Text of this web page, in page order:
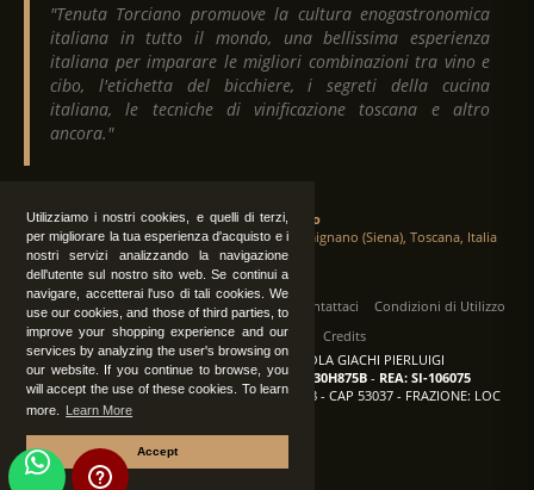
Utilizziamo i nostri cookies, e quelli di terzi,
per migliorare la tua esperienza d'acquisto e i
nostri servizi analizzando la navigazione
dell'utente sul nostro sito web. Se continui a
navigare, accetterai l'uso di tali cookies. We
use our cookies, and those of third parties, to
improve your shopping experience and our
services by analyzing the user's browsing on
our website. If you continue to browse, you
will accept the use of these cookies. To learn
more.
Learn More
Accept
"Tenuta Torciano promuove la cultura enogastronomica
italiana in tutto il mondo, una bellissima esperienza
italiana per imparare le migliori combinazioni tra vino e
cibo, l'etichetta del bicchiere, i segreti della cucina
italiana, le tecniche di vinificazione toscana e altro
ancora."
Tenuta Torciano
Via Crocetta 16, Loc. Ulignano 53037 San Gimignano (Siena), Toscana, Italia
Tutti i diritti sono riservati | Operatori Contattaci
Condizioni di Utilizzo
Privacy
Albo Fornitori
Credits
TENUTA TORCIANO AZIENDA AGRICOLA GIACHI PIERLUIGI
P.IVA: IT00375840527 -C.F.: GCHPLG62C30H875B- REA: SI-106075
Sede: SAN GIMIGNANO (SI) - VIA CROCETTA 18 - CAP 53037 - FRAZIONE: LOC